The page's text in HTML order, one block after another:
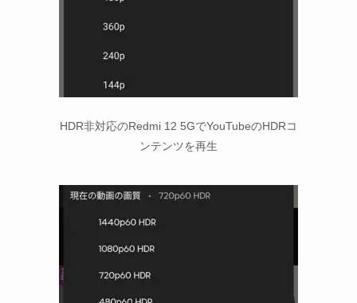
HDR非対応のRedmi 12 5GでYouTubeのHDRコ
ンテンツを再生